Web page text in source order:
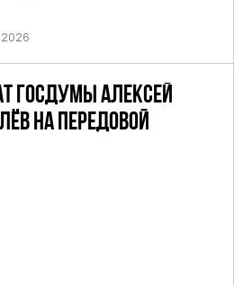
ГОСДУМЫ АЛЕКСЕЙ
НА ПЕРЕДОВОЙ